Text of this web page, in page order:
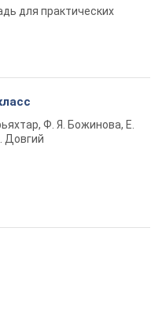
для практических
Ф. Я. Божинова, Е.
Довгий